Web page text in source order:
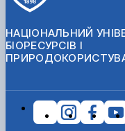
НАЦІОНАЛЬНИЙ
БІОРЕСУРСІВ І